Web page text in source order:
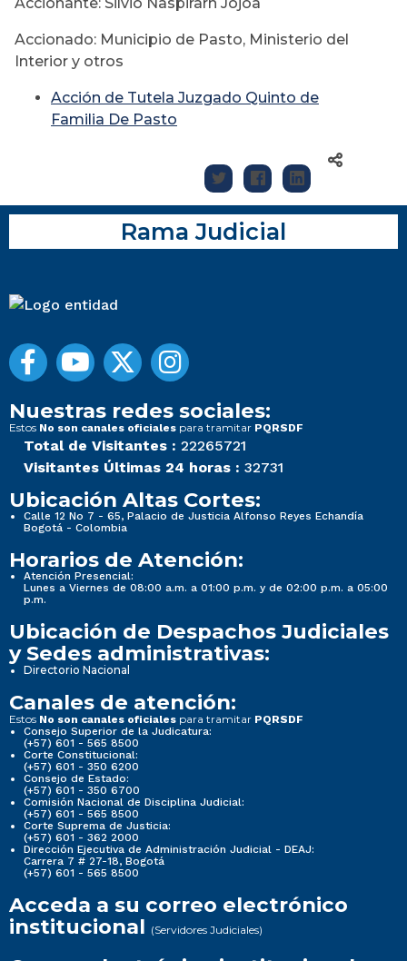
Accionado: Municipio de Pasto, Ministerio del
Interior y otros
Acción de Tutela Juzgado Quinto de
Familia De Pasto
Rama Judicial
Nuestras redes sociales:
Estos No son canales oficiales para tramitar PQRSDF
Total de Visitantes : 22265721
Visitantes Últimas 24 horas : 32731
Ubicación Altas Cortes:
Calle 12 No 7 - 65, Palacio de Justicia Alfonso Reyes Echandía
Bogotá - Colombia
Horarios de Atención:
Atención Presencial:
Lunes a Viernes de 08:00 a.m. a 01:00 p.m. y de 02:00 p.m. a 05:00
p.m.
Ubicación de Despachos Judiciales
y Sedes administrativas:
Directorio Nacional
Canales de atención:
Estos No son canales oficiales para tramitar PQRSDF
Consejo Superior de la Judicatura:
(+57) 601 - 565 8500
Corte Constitucional:
(+57) 601 - 350 6200
Consejo de Estado:
(+57) 601 - 350 6700
Comisión Nacional de Disciplina Judicial:
(+57) 601 - 565 8500
Corte Suprema de Justicia:
(+57) 601 - 362 2000
Dirección Ejecutiva de Administración Judicial - DEAJ:
Carrera 7 # 27-18, Bogotá
(+57) 601 - 565 8500
Acceda a su correo electrónico
institucional (Servidores Judiciales)